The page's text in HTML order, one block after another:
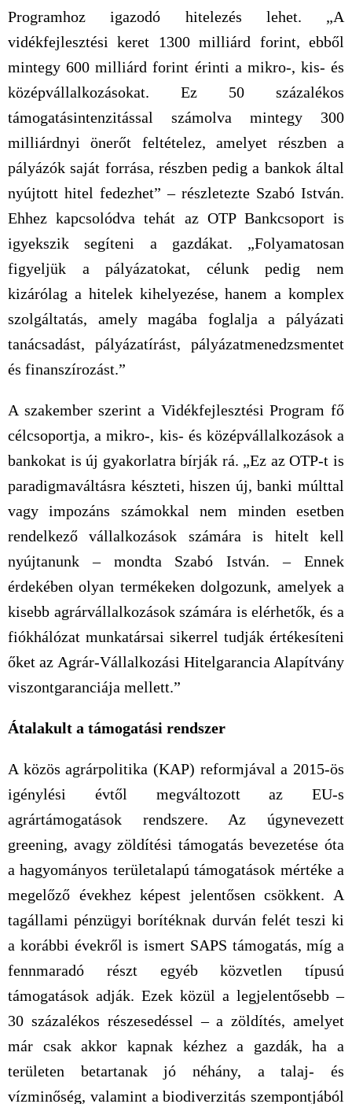
Programhoz igazodó hitelezés lehet. „A
vidékfejlesztési keret 1300 milliárd forint, ebből
mintegy 600 milliárd forint érinti a mikro-, kis- és
középvállalkozásokat. Ez 50 százalékos
támogatásintenzitással számolva mintegy 300
milliárdnyi önerőt feltételez, amelyet részben a
pályázók saját forrása, részben pedig a bankok által
nyújtott hitel fedezhet” – részletezte Szabó István.
Ehhez kapcsolódva tehát az OTP Bankcsoport is
igyekszik segíteni a gazdákat. „Folyamatosan
figyeljük a pályázatokat, célunk pedig nem
kizárólag a hitelek kihelyezése, hanem a komplex
szolgáltatás, amely magába foglalja a pályázati
tanácsadást, pályázatírást, pályázatmenedzsmentet
és finanszírozást.”
A szakember szerint a Vidékfejlesztési Program fő
célcsoportja, a mikro-, kis- és középvállalkozások a
bankokat is új gyakorlatra bírják rá. „Ez az OTP-t is
paradigmaváltásra készteti, hiszen új, banki múlttal
vagy impozáns számokkal nem minden esetben
rendelkező vállalkozások számára is hitelt kell
nyújtanunk – mondta Szabó István. – Ennek
érdekében olyan termékeken dolgozunk, amelyek a
kisebb agrárvállalkozások számára is elérhetők, és a
fiókhálózat munkatársai sikerrel tudják értékesíteni
őket az Agrár-Vállalkozási Hitelgarancia Alapítvány
viszontgaranciája mellett.”
Átalakult a támogatási rendszer
A közös agrárpolitika (KAP) reformjával a 2015-ös
igénylési évtől megváltozott az EU-s
agrártámogatások rendszere. Az úgynevezett
greening, avagy zöldítési támogatás bevezetése óta
a hagyományos területalapú támogatások mértéke a
megelőző évekhez képest jelentősen csökkent. A
tagállami pénzügyi borítéknak durván felét teszi ki
a korábbi évekről is ismert SAPS támogatás, míg a
fennmaradó részt egyéb közvetlen típusú
támogatások adják. Ezek közül a legjelentősebb –
30 százalékos részesedéssel – a zöldítés, amelyet
már csak akkor kapnak kézhez a gazdák, ha a
területen betartanak jó néhány, a talaj- és
vízminőség, valamint a biodiverzitás szempontjából